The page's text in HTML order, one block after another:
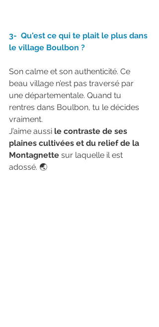
3-  Qu'est ce qui te plait le plus dans
le village Boulbon ?
Son calme et son authenticité. Ce
beau village n’est pas traversé par
une départementale. Quand tu
rentres dans Boulbon, tu le décides
vraiment.
J’aime aussi le contraste de ses
plaines cultivées et du relief de la
Montagnette sur laquelle il est
adossé. 🌏